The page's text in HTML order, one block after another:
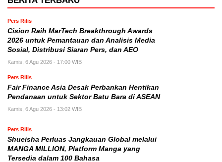
Pers Rilis
Cision Raih MarTech Breakthrough Awards
2026 untuk Pemantauan dan Analisis Media
Sosial, Distribusi Siaran Pers, dan AEO
Kamis, 6 Agu 2026 - 17:00 WIB
Pers Rilis
Fair Finance Asia Desak Perbankan Hentikan
Pendanaan untuk Sektor Batu Bara di ASEAN
Kamis, 6 Agu 2026 - 13:02 WIB
Pers Rilis
Shueisha Perluas Jangkauan Global melalui
MANGA MILLION, Platform Manga yang
Tersedia dalam 100 Bahasa